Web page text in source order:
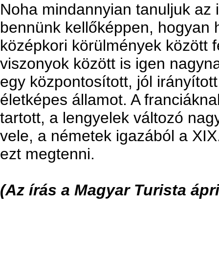
Noha mindannyian tanuljuk
bennünk kellőképpen, hogyan
középkori körülmények között
viszonyok között is igen
egy központosított, jól
életképes államot. A
tartott, a lengyelek változó
vele, a németek igazából a
ezt megtenni.
(Az írás a Magyar Turista